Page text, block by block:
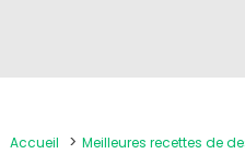
Accueil Meilleures recettes de